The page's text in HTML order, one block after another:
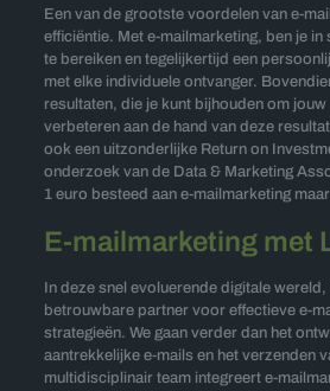
Een van de grootste voordelen van e-
efficiëntie. Met e-mailmarketing, ben je
te bereiken en tegelijkertijd een
met elke individuele ontvanger.
resultaten, die je kunt bijhouden om jouw
verbeteren aan de hand van deze
ook een uitzonderlijke Return on
onderzoek van de Data & Marketing
1 euro besteed aan e-mailmarketing
E-mailmarketing met
In deze snel evoluerende digitale wereld,
betrouwbare partner voor effectieve e-
strategieën. We gaan verder dan het
aantrekkelijke e-mails en het verzenden
multidisciplinair team integreert e-